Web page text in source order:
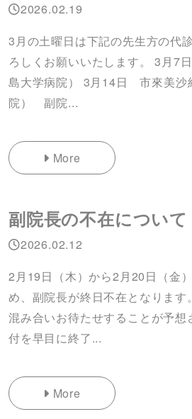
2026.02.19
3月の土曜日は下記の先生方の代
ろしくお願いいたします。 3月7
島大学病院） 3月14日 市來美沙
院） 副院...
More
副院長の不在について
2026.02.12
2月19日（木）から2月20日（金
め、副院長が終日不在となります
混み合いお待たせすることが予想
付を早目に終了...
More